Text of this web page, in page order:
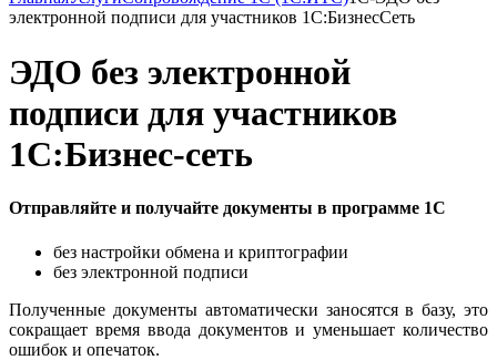
электронной подписи для участников 1С:БизнесСеть
ЭДО без электронной
подписи для участников
1С:Бизнес-сеть
Отправляйте и получайте документы в программе 1С
без настройки обмена и криптографии
без электронной подписи
Полученные документы автоматически заносятся в базу, это
сокращает время ввода документов и уменьшает количество
ошибок и опечаток.